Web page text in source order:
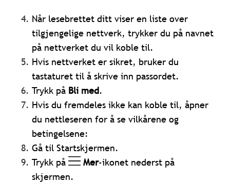
Når lesebrettet ditt viser en liste over
tilgjengelige nettverk, trykker du på navnet
på nettverket du vil koble til.
Hvis nettverket er sikret, bruker du
tastaturet til å skrive inn passordet.
Trykk på Bli med.
Hvis du fremdeles ikke kan koble til, åpner
du nettleseren for å se vilkårene og
betingelsene:
Gå til Startskjermen.
Trykk på
Mer-ikonet nederst på
skjermen.